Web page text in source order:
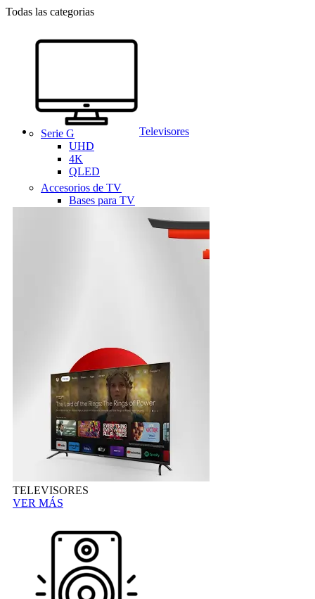
Todas las categorias
Televisores
Serie G
UHD
4K
QLED
Accesorios de TV
Bases para TV
TELEVISORES
VER MÁS